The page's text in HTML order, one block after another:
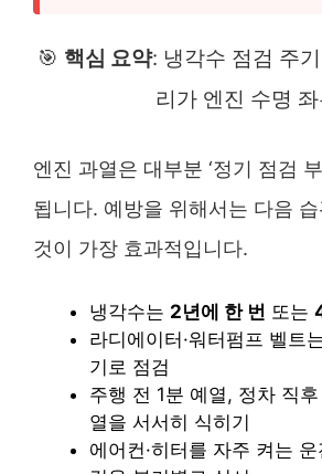
🎯 핵심 요약: 냉각수 점검 주
리가 엔진 수명
엔진 과열은 대부분 ‘정기 점검
됩니다. 예방을 위해서는 다음
것이 가장 효과적입니다.
냉각수는 2년에 한 번 또는
라디에이터·워터펌프 벨트
기로 점검
주행 전 1분 예열, 정차 직
열을 서서히 식히기
에어컨·히터를 자주 켜는